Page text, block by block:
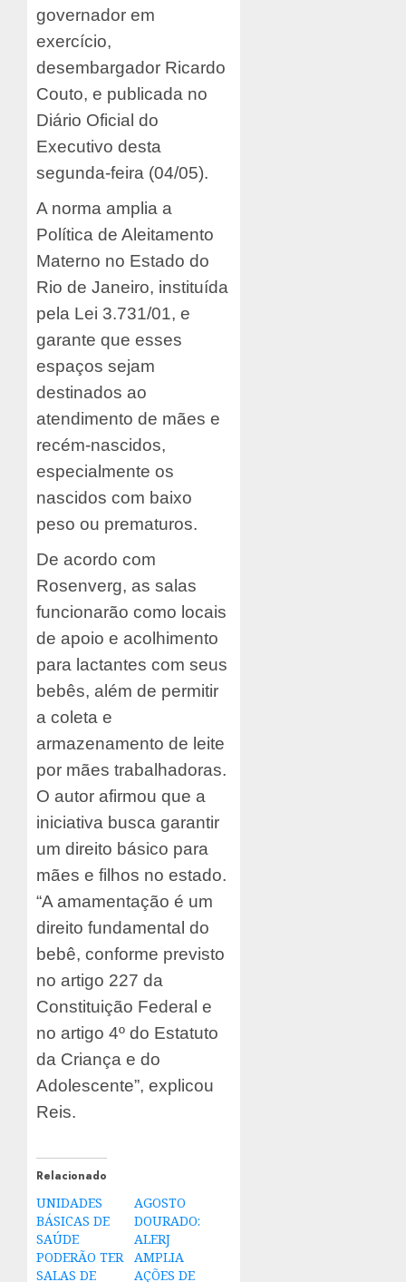
governador em
exercício,
desembargador Ricardo
Couto, e publicada no
Diário Oficial do
Executivo desta
segunda-feira (04/05).
A norma amplia a
Política de Aleitamento
Materno no Estado do
Rio de Janeiro, instituída
pela Lei 3.731/01, e
garante que esses
espaços sejam
destinados ao
atendimento de mães e
recém-nascidos,
especialmente os
nascidos com baixo
peso ou prematuros.
De acordo com
Rosenverg, as salas
funcionarão como locais
de apoio e acolhimento
para lactantes com seus
bebês, além de permitir
a coleta e
armazenamento de leite
por mães trabalhadoras.
O autor afirmou que a
iniciativa busca garantir
um direito básico para
mães e filhos no estado.
“A amamentação é um
direito fundamental do
bebê, conforme previsto
no artigo 227 da
Constituição Federal e
no artigo 4º do Estatuto
da Criança e do
Adolescente”, explicou
Reis.
Relacionado
UNIDADES
BÁSICAS DE
SAÚDE
PODERÃO TER
SALAS DE
AGOSTO
DOURADO:
ALERJ
AMPLIA
AÇÕES DE